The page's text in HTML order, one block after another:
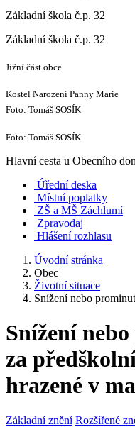
Základní škola č.p. 32
Základní škola č.p. 32
Jižní část obce
Kostel Narození Panny Marie
Foto: Tomáš SOSÍK
Foto: Tomáš SOSÍK
Hlavní cesta u Obecního
Úřední deska
Místní poplatky
ZŠ a MŠ Záchlumí
Zpravodaj
Hlášení rozhlasu
Úvodní stránka
Obec
Životní situace
Snížení nebo
Snížení
za
hrazené v
Základní znění Rozšířené